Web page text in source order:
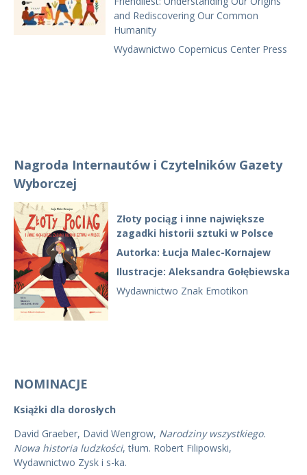
and Rediscovering Our Common
Humanity
Wydawnictwo Copernicus Center Press
Nagroda Internautów i Czytelników Gazety
Wyborczej
Złoty pociąg i inne największe
zagadki historii sztuki w Polsce
Autorka: Łucja Malec-Kornajew
Ilustracje: Aleksandra Gołębiewska
Wydawnictwo Znak Emotikon
NOMINACJE
Książki dla dorosłych
David Graeber, David Wengrow, Narodziny wszystkiego.
Nowa historia ludzkości, tłum. Robert Filipowski,
Wydawnictwo Zysk i s-ka.